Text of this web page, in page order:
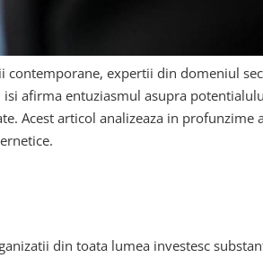
contemporane, expertii din domeniul
afirma entuziasmul asupra
Acest articol analizeaza in profunzime
din toata lumea investesc